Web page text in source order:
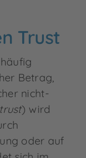
Trust
Betrag,
nicht-
) wird
oder auf